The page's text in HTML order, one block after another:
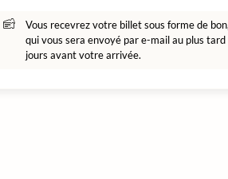
Vous recevrez votre billet sous forme de bon,
qui vous sera envoyé par e-mail au plus tard
jours avant votre arrivée.